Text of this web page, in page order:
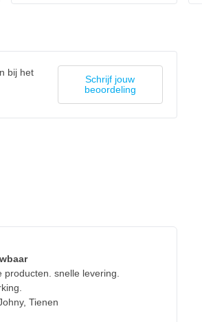
bij het
Schrijf jouw
beoordeling
snelle levering.
Tienen